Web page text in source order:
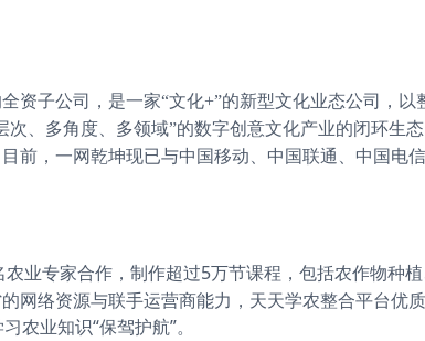
资子公司，是一家“文化+”的新型文化业态公司，以
、多角度、多领域”的数字创意文化产业的闭环生
前，一网乾坤现已与中国移动、中国联通、中国电
业专家合作，制作超过5万节课程，包括农作物种植
网络资源与联手运营商能力，天天学农整合平台优
农业知识“保驾护航”。